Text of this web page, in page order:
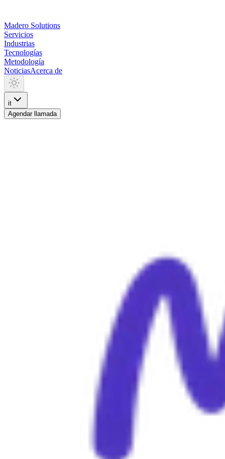
Madero Solutions
Servicios
Industrias
Tecnologías
Metodología
NoticiasAcerca de
it
Agendar llamada